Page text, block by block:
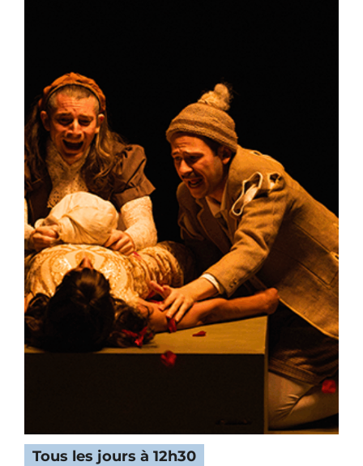
Tous les jours à 12h30